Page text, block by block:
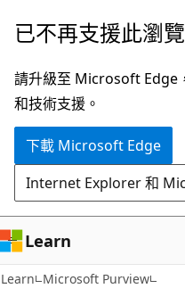
跳
主
要
內
已不再支援此瀏
請升級至 Microsoft Edge
和技術支援。
下載 Microsoft Edge
Internet Explorer 和
Learn
Learn Microsoft Purview